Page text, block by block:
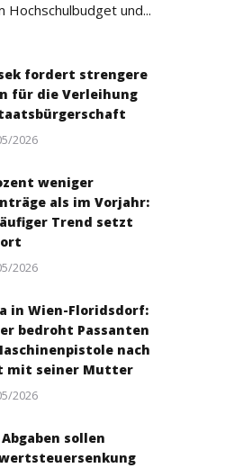
Hochschulbudget und...
fordert strengere
für die Verleihung
2026
weniger
als im Vorjahr:
Trend setzt
2026
in Wien-Floridsdorf:
bedroht Passanten
nach
mit seiner Mutter
2026
sollen